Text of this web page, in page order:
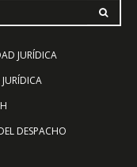
JURÍDICA
DESPACHO